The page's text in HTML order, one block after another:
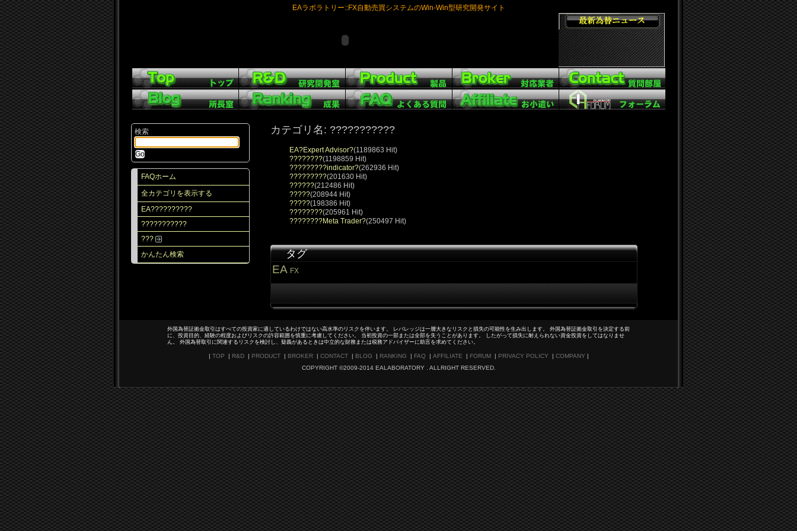
EAラボラトリー::FX自動売買システムのWin-Win型研究開発サイト
検索
FAQホーム
全カテゴリを表示する
EA??????????
???????????
???
かんたん検索
カテゴリ名: ???????????
EA?Expert Advisor?(1189863 Hit)
????????(1198859 Hit)
?????????indicator?(262936 Hit)
?????????(201630 Hit)
??????(212486 Hit)
?????(208944 Hit)
?????(198386 Hit)
????????(205961 Hit)
????????Meta Trader?(250497 Hit)
タグ
EA FX
外国為替証拠金取引はすべての投資家に適しているわけではない高水準のリスクを伴います。 レバレッジは一層大きなリスクと損失の可能性を生み出します。 外国為替証拠金取引を決定する前
に、投資目的、経験の程度およびリスクの許容範囲を慎重に考慮してください。 当初投資の一部または全部を失うことがあります。 したがって損失に耐えられない資金投資をしてはなりませ
ん。 外国為替取引に関連するリスクを検討し、疑義があるときは中立的な財務または税務アドバイザーに助言を求めてください。
| TOP | R&D| PRODUCT| BROKER| CONTACT| BLOG | RANKING | FAQ| AFFILIATE | FORUM| PRIVACY POLICY | COMPANY |
COPYRIGHT ©2009-2014 EALABORATORY . ALLRIGHT RESERVED.